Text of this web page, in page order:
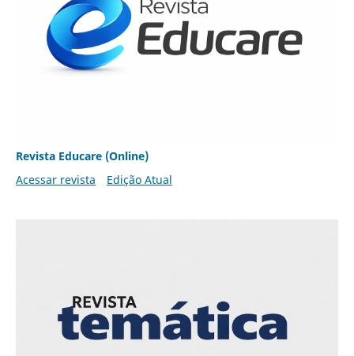
Revista Educare (Online)
Acessar revista
Edição Atual